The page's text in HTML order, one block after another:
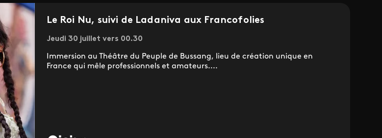
Le Roi Nu, suivi de Ladaniva aux Francofolies
Jeudi 30 juillet vers 00.30
Immersion au Théâtre du Peuple de Bussang, lieu de création unique en
France qui mêle professionnels et amateurs....